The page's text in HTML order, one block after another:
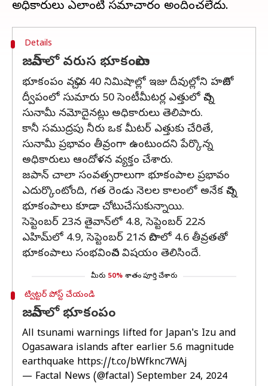
Details
జపాన్ లో వరుస భూకంపాలు
భూకంపం వచ్చిన 40 నిమిషాల్లో ఇజు దీవుల్లోని హచిజో
ద్వీపంలో సుమారు 50 సెంటీమీటర్ల ఎత్తులో చిన్న
సునామీ నమోదైనట్లు అధికారులు తెలిపారు.
కానీ సముద్రపు నీరు ఒక మీటర్ ఎత్తుకు చేరితే,
సునామీ ప్రభావం తీవ్రంగా ఉంటుందని పేర్కొన్న
అధికారులు ఆందోళన వ్యక్తం చేశారు.
జపాన్‌ చాలా సంవత్సరాలుగా భూకంపాల ప్రభావం
ఎదుర్కొంటోంది, గత రెండు నెలల కాలంలో అనేక చిన్న
భూకంపాలు కూడా చోటుచేసుకున్నాయి.
సెప్టెంబర్ 23న తైవాన్‌లో 4.8, సెప్టెంబర్ 22న
ఎహిమ్‌లో 4.9, సెప్టెంబర్ 21న చిబాలో 4.6 తీవ్రతతో
భూకంపాలు సంభవించిన విషయం తెలిసిందే.
మీరు 50% శాతం పూర్తి చేశారు
ట్విట్టర్ పోస్ట్ చేయండి
జపాన్ లో భూకంపం
All tsunami warnings lifted for Japan's Izu and
Ogasawara islands after earlier 5.6 magnitude
earthquake https://t.co/bWfknc7WAj
— Factal News (@factal) September 24, 2024